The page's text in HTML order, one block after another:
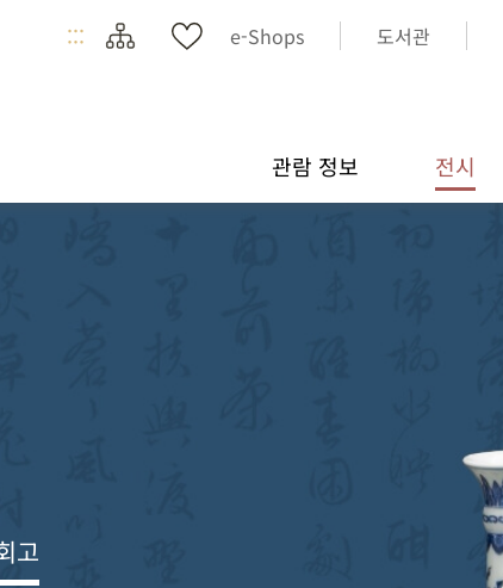
::: e-Shops 도서관
관람 정보 전시
고